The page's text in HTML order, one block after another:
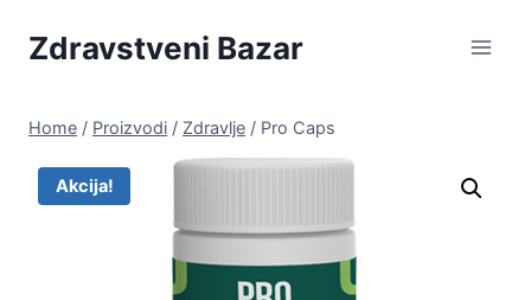
Zdravstveni Bazar
Home / Proizvodi / Zdravlje / Pro Caps
Akcija!